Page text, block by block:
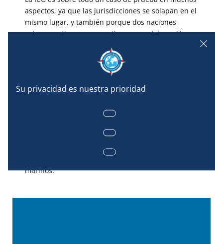
aspectos, ya que las jurisdicciones se solapan en el
mismo lugar, y también porque dos naciones
soberanas tienen que gestionar en colaboración
una zona común de plataforma continental y sus
recursos del fondo marino. Aunque el Tratado
aporta claridad desde el punto de vista jurídico, en
la práctica es muy difícil llegar a un consenso sobre
cómo equilibrar los objetivos económicos y
que está en juego desde el punto de vista
prueba ninguno de estos objetivos, ya que no se ha
llevado a cabo ninguna explotación ni se han
marinos.